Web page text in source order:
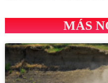
MÁS